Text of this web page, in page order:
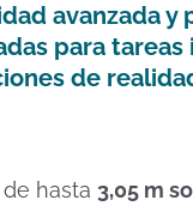
avanzada y
para tareas
de
hasta 3,05 m